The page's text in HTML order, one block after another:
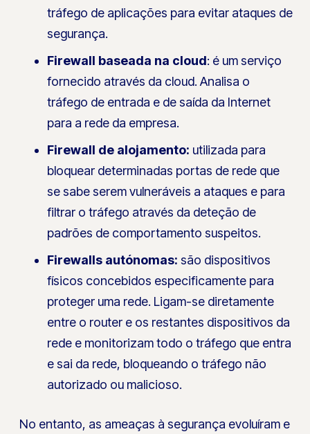
tráfego de aplicações para evitar ataques de
segurança.
Firewall baseada na cloud: é um serviço
fornecido através da cloud. Analisa o
tráfego de entrada e de saída da Internet
para a rede da empresa.
Firewall de alojamento: utilizada para
bloquear determinadas portas de rede que
se sabe serem vulneráveis a ataques e para
filtrar o tráfego através da deteção de
padrões de comportamento suspeitos.
Firewalls autónomas: são dispositivos
físicos concebidos especificamente para
proteger uma rede. Ligam-se diretamente
entre o router e os restantes dispositivos da
rede e monitorizam todo o tráfego que entra
e sai da rede, bloqueando o tráfego não
autorizado ou malicioso.
No entanto, as ameaças à segurança evoluíram e